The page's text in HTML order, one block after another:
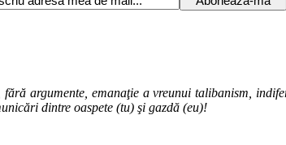
argumente, emanaţie a vreunui talibanism,
dintre oaspete (tu) şi gazdă (eu)!